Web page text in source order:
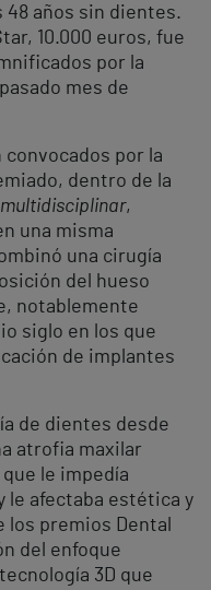
48 años sin dientes.
10.000 euros, fue
por la
mes de
por la
dentro de la
,
una misma
una cirugía
del hueso
notablemente
siglo en los que
de implantes
de dientes desde
atrofia maxilar
le impedía
le afectaba estética y
los premios Dental
del enfoque
3D que